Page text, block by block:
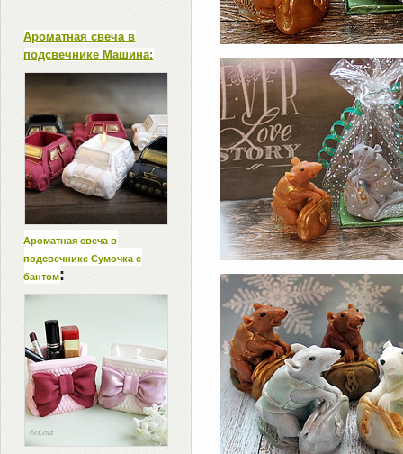
Ароматная свеча в
подсвечнике Машина:
Ароматная свеча в
подсвечнике Сумочка с
бантом: